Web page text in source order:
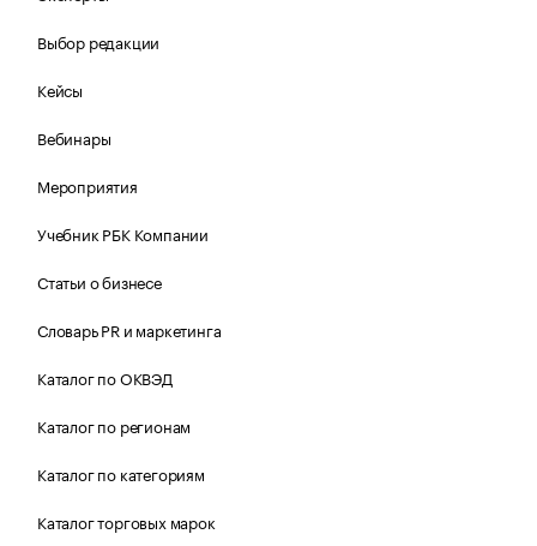
Выбор редакции
Кейсы
Вебинары
Мероприятия
Учебник РБК Компании
Статьи о бизнесе
Словарь PR и маркетинга
Каталог по ОКВЭД
Каталог по регионам
Каталог по категориям
Каталог торговых марок